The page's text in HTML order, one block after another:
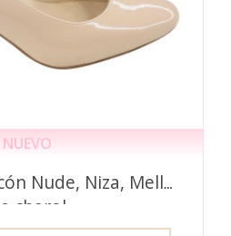
NUEVO
Nude, Niza, Mella
charol